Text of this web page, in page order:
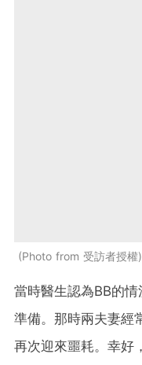
Photo from 受訪者授權
當時醫生認為BB的
準備。那時兩夫妻經
再次迎來噩耗。幸好